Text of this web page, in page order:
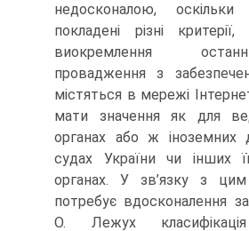
недосконалою,
покладені різні
виокремлення
провадження з
містяться в мережі
мати значення як для
органах або ж іноземних
судах України чи інших
органах. У зв’язку з
потребує вдосконалення
О. Лежух класифікація